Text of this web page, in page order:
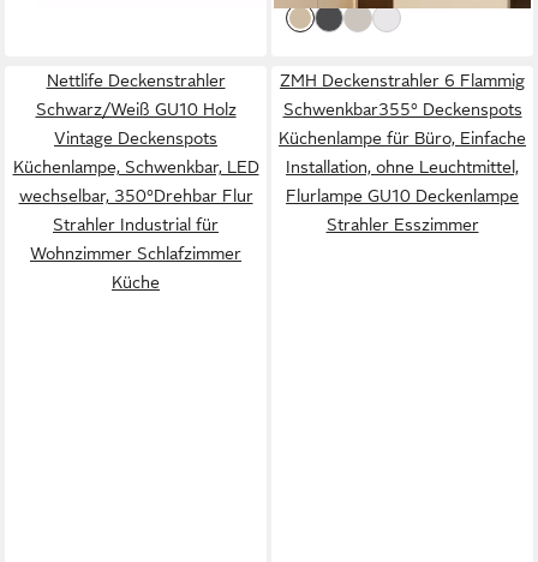
Nettlife Deckenstrahler
Schwarz/Weiß GU10 Holz
Vintage Deckenspots
Küchenlampe, Schwenkbar, LED
wechselbar, 350°Drehbar Flur
Strahler Industrial für
Wohnzimmer Schlafzimmer
Küche
ZMH Deckenstrahler 6 Flammig
Schwenkbar355° Deckenspots
Küchenlampe für Büro, Einfache
Installation, ohne Leuchtmittel,
Flurlampe GU10 Deckenlampe
Strahler Esszimmer